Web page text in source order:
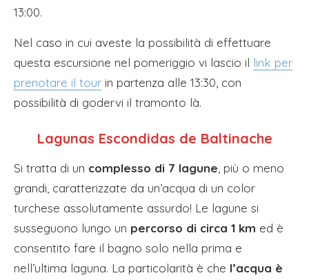
13:00.
Nel caso in cui aveste la possibilità di effettuare
questa escursione nel pomeriggio vi lascio il link per
prenotare il tour in partenza alle 13:30, con
possibilità di godervi il tramonto là.
Lagunas Escondidas de Baltinache
Si tratta di un complesso di 7 lagune , più o meno
grandi, caratterizzate da un’acqua di un color
turchese assolutamente assurdo! Le lagune si
susseguono lungo un percorso di circa 1 km ed è
consentito fare il bagno solo nella prima e
nell’ultima laguna. La particolarità è che l’acqua è